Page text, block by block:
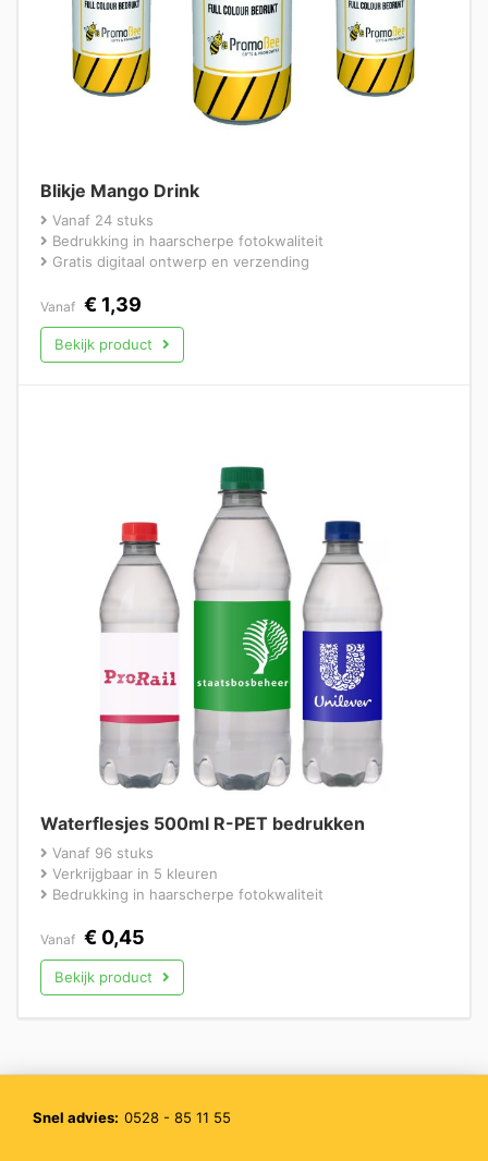
Blikje Mango Drink
Vanaf 24 stuks
Bedrukking in haarscherpe fotokwaliteit
Gratis digitaal ontwerp en verzending
Vanaf € 1,39
Bekijk product
Waterflesjes 500ml R-PET bedrukken
Vanaf 96 stuks
Verkrijgbaar in 5 kleuren
Bedrukking in haarscherpe fotokwaliteit
Vanaf € 0,45
Bekijk product
Snel advies: 0528 - 85 11 55